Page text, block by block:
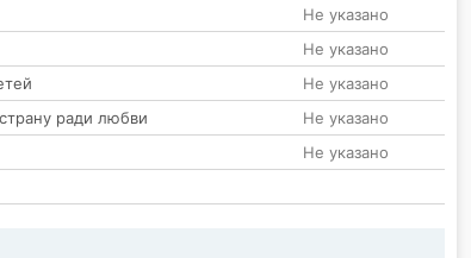
Не указано
Не указано
Не указано
ради любви
Не указано
Не указано